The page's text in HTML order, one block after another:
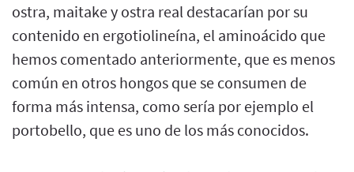
ostra, maitake y ostra real destacarían por su
contenido en ergotiolineína, el aminoácido que
hemos comentado anteriormente, que es menos
común en otros hongos que se consumen de
forma más intensa, como sería por ejemplo el
portobello, que es uno de los más conocidos.